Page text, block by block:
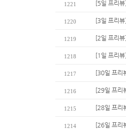
1221 [5일 프리
1220 [3일 프리
1219 [2일 프리
1218 [1일 프리
1217 [30일 프리
1216 [29일 프리
1215 [28일 프리
1214 [26일 프리